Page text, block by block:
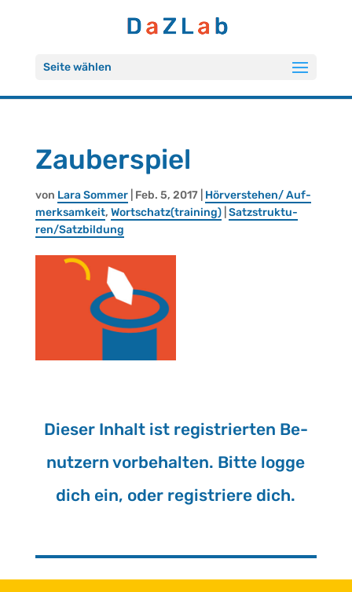
Seite wählen
Zau­ber­spiel
von Lara Som­mer| Feb. 5, 2017 | Hör­ver­ste­hen/ Auf­
merk­sam­keit, Wort­schatz(trai­ning)| Satz­struk­tu­
ren/Satz­bil­dung
Die­ser In­halt ist re­gis­trier­ten Be­
nut­zern vor­be­hal­ten. Bitte logge
dich ein, oder re­gis­trie­re dich.